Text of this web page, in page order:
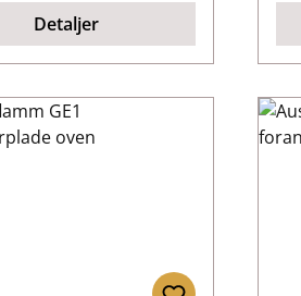
Detaljer